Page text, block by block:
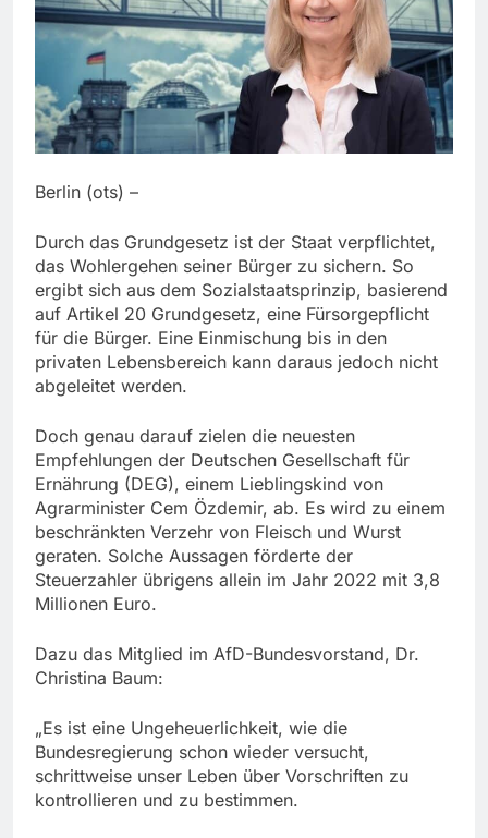
Berlin (ots) –
Durch das Grundgesetz ist der Staat verpflichtet,
das Wohlergehen seiner Bürger zu sichern. So
ergibt sich aus dem Sozialstaatsprinzip, basierend
auf Artikel 20 Grundgesetz, eine Fürsorgepflicht
für die Bürger. Eine Einmischung bis in den
privaten Lebensbereich kann daraus jedoch nicht
abgeleitet werden.
Doch genau darauf zielen die neuesten
Empfehlungen der Deutschen Gesellschaft für
Ernährung (DEG), einem Lieblingskind von
Agrarminister Cem Özdemir, ab. Es wird zu einem
beschränkten Verzehr von Fleisch und Wurst
geraten. Solche Aussagen förderte der
Steuerzahler übrigens allein im Jahr 2022 mit 3,8
Millionen Euro.
Dazu das Mitglied im AfD-Bundesvorstand, Dr.
Christina Baum:
„Es ist eine Ungeheuerlichkeit, wie die
Bundesregierung schon wieder versucht,
schrittweise unser Leben über Vorschriften zu
kontrollieren und zu bestimmen.